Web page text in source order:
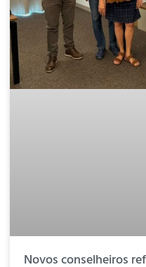
Novos conselheiros